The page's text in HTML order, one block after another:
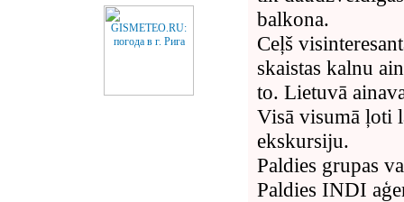
balkona.
Ceļš
skaistas kalnu
to. Lietuvā
Visā visumā ļoti
ekskursiju.
Paldies grupas
Paldies INDI